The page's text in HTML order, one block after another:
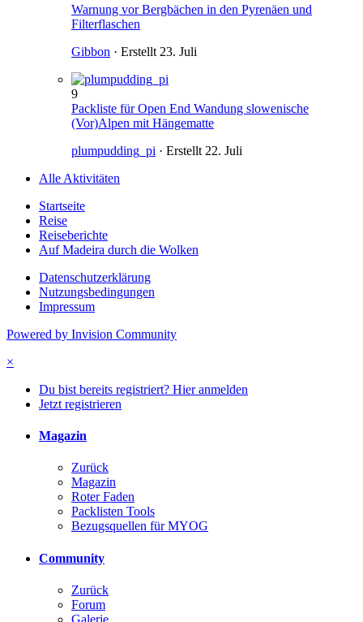
Warnung vor Bergbächen in den Pyrenäen und
Filterflaschen
Gibbon · Erstellt 23. Juli
9
Packliste für Open End Wandung slowenische
(Vor)Alpen mit Hängematte
plumpudding_pi · Erstellt 22. Juli
Alle Aktivitäten
Startseite
Reise
Reiseberichte
Auf Madeira durch die Wolken
Datenschutzerklärung
Nutzungsbedingungen
Impressum
Powered by Invision Community
×
Du bist bereits registriert? Hier anmelden
Jetzt registrieren
Magazin
Zurück
Magazin
Roter Faden
Packlisten Tools
Bezugsquellen für MYOG
Community
Zurück
Forum
Galerie